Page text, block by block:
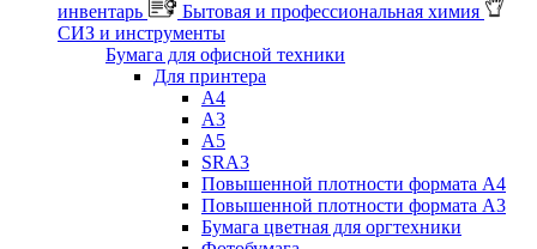
инвентарь
Бытовая и профессиональная химия
СИЗ и инструменты
Бумага для офисной техники
Для принтера
А4
А3
А5
SRA3
Повышенной плотности формата А4
Повышенной плотности формата А3
Бумага цветная для оргтехники